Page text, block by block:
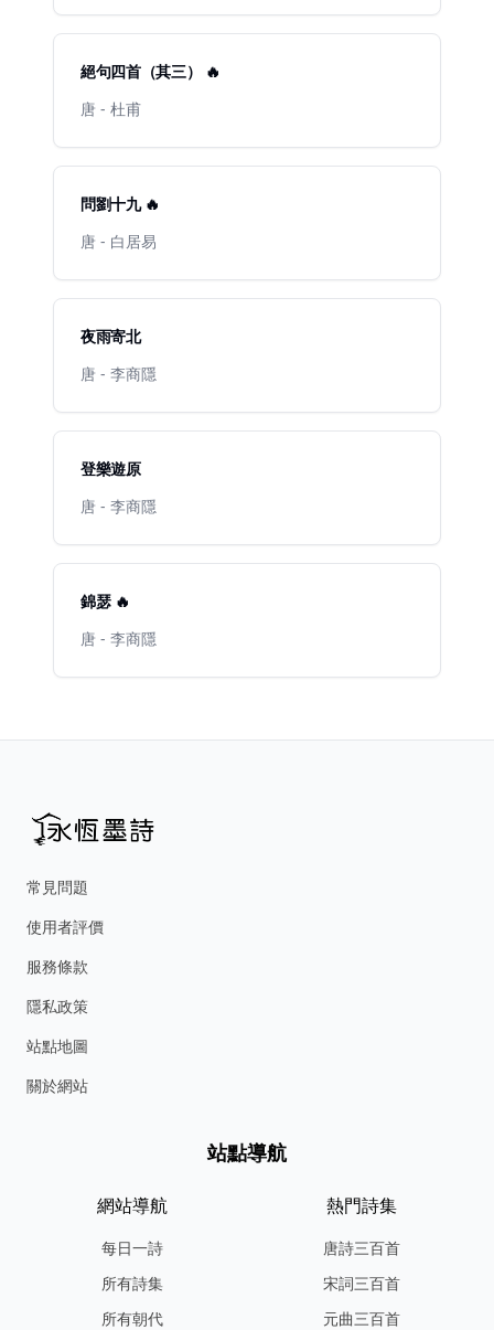
絕句四首（其三） 🔥
唐 - 杜甫
問劉十九 🔥
唐 - 白居易
夜雨寄北
唐 - 李商隱
登樂遊原
唐 - 李商隱
錦瑟 🔥
唐 - 李商隱
常見問題
使用者評價
服務條款
隱私政策
站點地圖
關於網站
站點導航
網站導航
每日一詩
所有詩集
所有朝代
熱門詩集
唐詩三百首
宋詞三百首
元曲三百首